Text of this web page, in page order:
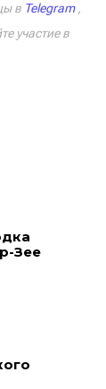
в Telegram,
участие в
Зее